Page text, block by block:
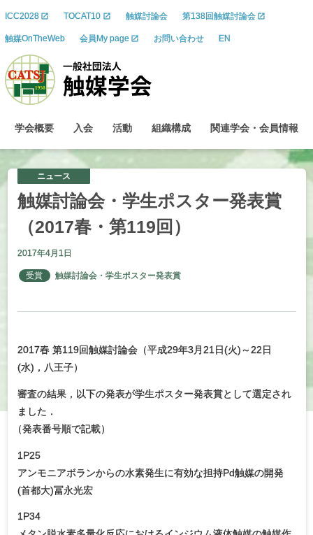
ICC2028 TOCAT10 触媒討論会 第138回触媒討論会
触媒OnTheWeb 会員My page お問い合わせ EN
学会概要 入会 活動 組織構成 関連学会 ・ 会員情報
ニュース
触媒討論会・ 学生ポスター発表賞
（2017春・ 第119 回）
2017年4月1日
受賞 触媒討論会・学生ポスター発表賞
2017春 第119回触媒討論会（平成29年3月21日(火)～22日
(水)，八王子）
審査の結果，以下の発表が学生ポスター発表賞として選定され
ました．
（発表番号順で記載）
1P25
アンモニアボランからの水素発生に有効な担持Pd触媒の開発
(首都大)冨永光宏
1P34